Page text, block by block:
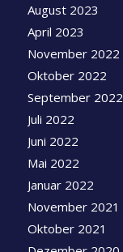
August 2023
April 2023
November 2022
Oktober 2022
September 2022
Juli 2022
Juni 2022
Mai 2022
Januar 2022
November 2021
Oktober 2021